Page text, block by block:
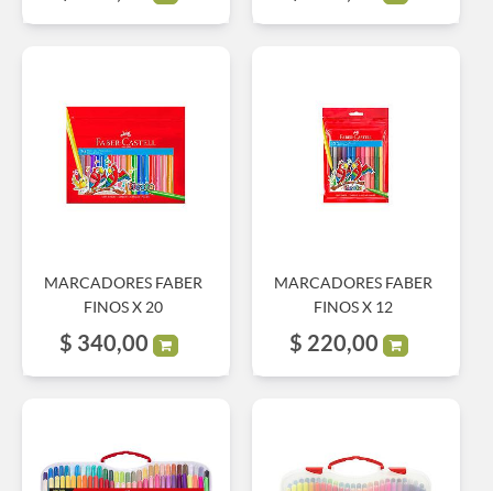
MARCADORES FABER
FINOS X 20
$ 340,00
MARCADORES FABER
FINOS X 12
$ 220,00